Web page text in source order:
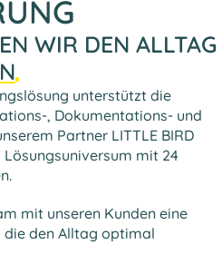
WIR DEN ALLTAG
unterstützt die
, Dokumentations- und
Partner LITTLE BIRD
mit 24
mit unseren Kunden eine
die den Alltag optimal